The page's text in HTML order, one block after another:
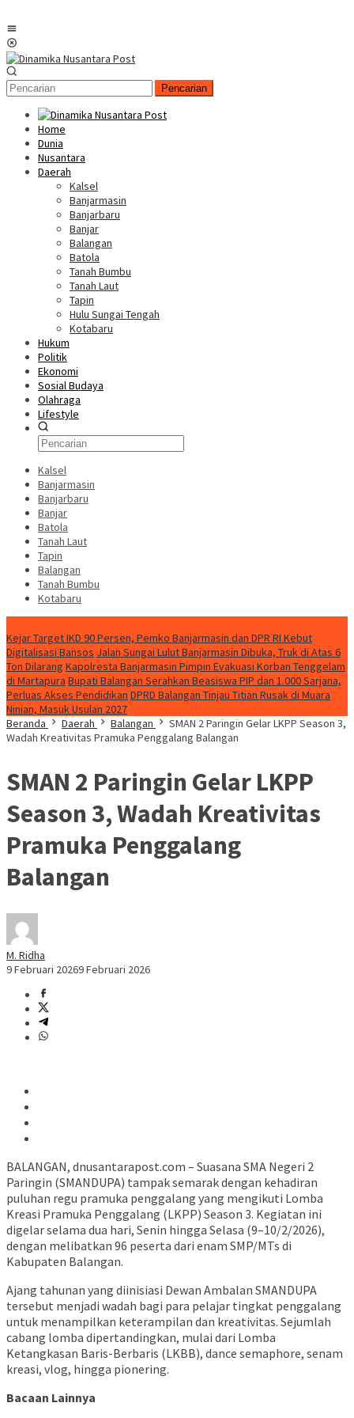
Pencarian
Home
Dunia
Nusantara
Daerah
Kalsel
Banjarmasin
Banjarbaru
Banjar
Balangan
Batola
Tanah Bumbu
Tanah Laut
Tapin
Hulu Sungai Tengah
Kotabaru
Hukum
Politik
Ekonomi
Sosial Budaya
Olahraga
Lifestyle
Kalsel
Banjarmasin
Banjarbaru
Banjar
Batola
Tanah Laut
Tapin
Balangan
Tanah Bumbu
Kotabaru
Kejar Target IKD 90 Persen, Pemko Banjarmasin dan DPR RI Kebut
Digitalisasi Bansos Jalan Sungai Lulut Banjarmasin Dibuka, Truk di Atas 6
Ton Dilarang Kapolresta Banjarmasin Pimpin Evakuasi Korban Tenggelam
di Martapura Bupati Balangan Serahkan Beasiswa PIP dan 1.000 Sarjana,
Perluas Akses Pendidikan DPRD Balangan Tinjau Titian Rusak di Muara
Ninian, Masuk Usulan 2027
Beranda
Daerah Balangan
SMAN 2 Paringin Gelar LKPP Season 3,
Wadah Kreativitas Pramuka Penggalang Balangan
SMAN 2 Paringin Gelar LKPP
Season 3, Wadah Kreativitas
Pramuka Penggalang
Balangan
M. Ridha
9 Februari 20269 Februari 2026
BALANGAN, dnusantarapost.com – Suasana SMA Negeri 2
Paringin (SMANDUPA) tampak semarak dengan kehadiran
puluhan regu pramuka penggalang yang mengikuti Lomba
Kreasi Pramuka Penggalang (LKPP) Season 3. Kegiatan ini
digelar selama dua hari, Senin hingga Selasa (9–10/2/2026),
dengan melibatkan 96 peserta dari enam SMP/MTs di
Kabupaten Balangan.
Ajang tahunan yang diinisiasi Dewan Ambalan SMANDUPA
tersebut menjadi wadah bagi para pelajar tingkat penggalang
untuk menampilkan keterampilan dan kreativitas. Sejumlah
cabang lomba dipertandingkan, mulai dari Lomba
Ketangkasan Baris-Berbaris (LKBB), dance semaphore, senam
kreasi, vlog, hingga pionering.
Bacaan Lainnya